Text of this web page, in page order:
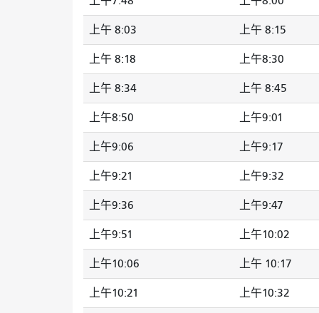
上午 8:03 上午 8:15
上午 8:18 上午8:30
上午 8:34 上午 8:45
上午8:50 上午9:01
上午9:06 上午9:17
上午9:21 上午9:32
上午9:36 上午9:47
上午9:51 上午10:02
上午10:06 上午 10:17
上午10:21 上午10:32